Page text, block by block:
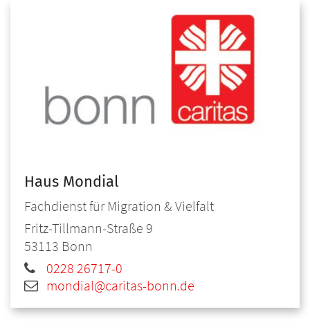
Haus Mondial
Fachdienst für Migration & Vielfalt
Fritz-Tillmann-Straße 9
53113 Bonn
0228 26717-0
mondial@caritas-bonn.de